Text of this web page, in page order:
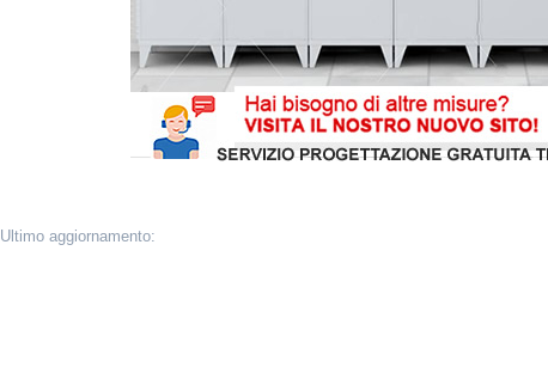
Ultimo aggiornamento: